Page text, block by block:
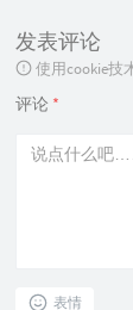
发表评论
使用cookie技
评论 *
表情